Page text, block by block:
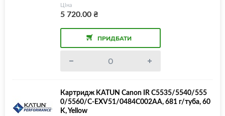
Ціна
5 720.00₴
ПРИДБАТИ
Картридж KATUN Canon IR C5535/5540/555
0/5560/C-EXV51/0484C002AA, 681 г/туба, 60
K, Yellow